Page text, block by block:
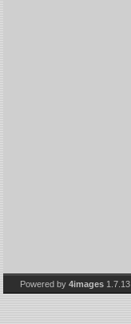
Powered by 4images1.7.13